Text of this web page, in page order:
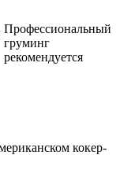
Профессиональный
груминг
рекомендуется
кокер-